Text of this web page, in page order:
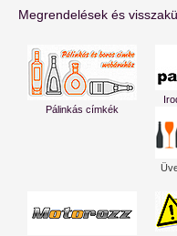
Megrendelések és
Pálinkás címkék